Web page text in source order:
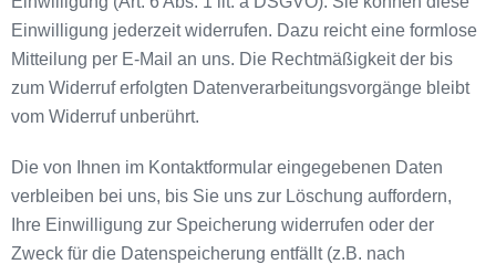
Einwilligung jederzeit widerrufen. Dazu reicht eine formlose
Mitteilung per E-Mail an uns. Die Rechtmäßigkeit der bis
zum Widerruf erfolgten Datenverarbeitungsvorgänge bleibt
vom Widerruf unberührt.
Die von Ihnen im Kontaktformular eingegebenen Daten
verbleiben bei uns, bis Sie uns zur Löschung auffordern,
Ihre Einwilligung zur Speicherung widerrufen oder der
Zweck für die Datenspeicherung entfällt (z.B. nach